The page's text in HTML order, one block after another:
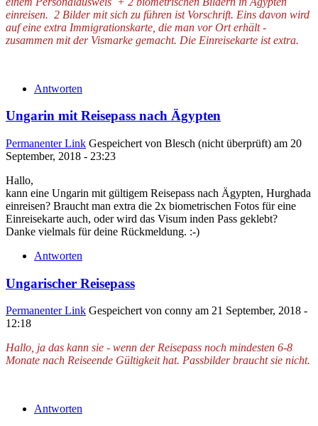
einreisen. 2 Bilder mit sich zu führen ist Vorschrift. Eins davon wird
auf eine extra Immigrationskarte, die man vor Ort erhält -
zusammen mit der Vismarke gemacht. Die Einreisekarte ist extra.
Antworten
Ungarin mit Reisepass nach Ägypten
Permanenter Link Gespeichert von Blesch (nicht überprüft) am 20
September, 2018 - 23:23
Hallo,
kann eine Ungarin mit gültigem Reisepass nach Ägypten, Hurghada
einreisen? Braucht man extra die 2x biometrischen Fotos für eine
Einreisekarte auch, oder wird das Visum inden Pass geklebt?
Danke vielmals für deine Rückmeldung. :-)
Antworten
Ungarischer Reisepass
Permanenter Link Gespeichert von conny am 21 September, 2018 -
12:18
Hallo, ja das kann sie - wenn der Reisepass noch mindesten 6-8
Monate nach Reiseende Gültigkeit hat. Passbilder braucht sie nicht.
Antworten